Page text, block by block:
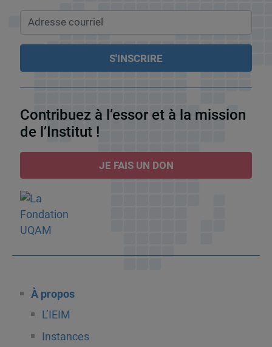
Contribuez à l’essor et à la mission
de l’Institut !
JE FAIS UN DON
À propos
L’IEIM
Instances